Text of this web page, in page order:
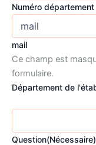
Numéro département
mail
Ce champ est
formulaire.
Département de
Question(Nécessaire)